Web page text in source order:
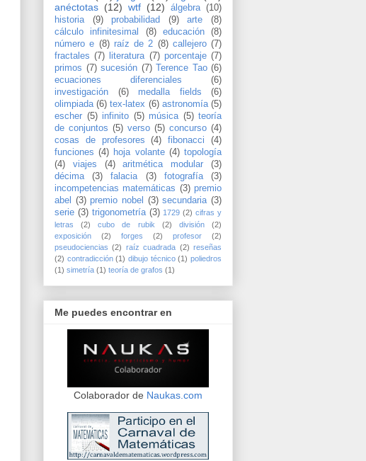
anéctotas (12) wtf (12) álgebra (10)
historia
(9) probabilidad (9) arte
(8)
cálculo infinitesimal
(8) educación
(8)
número e (8) raíz de 2 (8) callejero (7)
fractales (7) literatura (7) porcentaje (7)
primos (7) sucesión (7) Terence Tao (6)
ecuaciones diferenciales
(6)
investigación
(6) medalla fields
(6)
olimpiada (6) tex-latex (6) astronomía (5)
escher (5) infinito (5) música (5) teoría
de conjuntos (5) verso (5) concurso (4)
cosas de profesores
(4) fibonacci
(4)
funciones (4) hoja volante (4) topología
(4)
viajes (4) aritmética modular
(3)
décima
(3) falacia (3) fotografía
(3)
incompetencias matemáticas (3) premio
abel
(3) premio nobel (3) secundaria (3)
serie (3) trigonometría (3) 1729 (2) cifras y
letras
(2) cubo de rubik (2) división
(2)
exposición
(2) forges (2) profesor
(2)
pseudociencias (2) raíz cuadrada (2) reseñas
(2) contradicción (1) dibujo técnico (1) poliedros
(1) simetría (1) teoría de grafos (1)
Me puedes encontrar en
Colaborador de Naukas.com